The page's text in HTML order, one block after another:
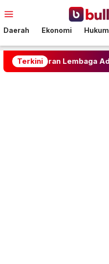
ke
Mobile
Daerah Ekonomi Hukum
Terkini
Lembaga Adat Kian Kuat